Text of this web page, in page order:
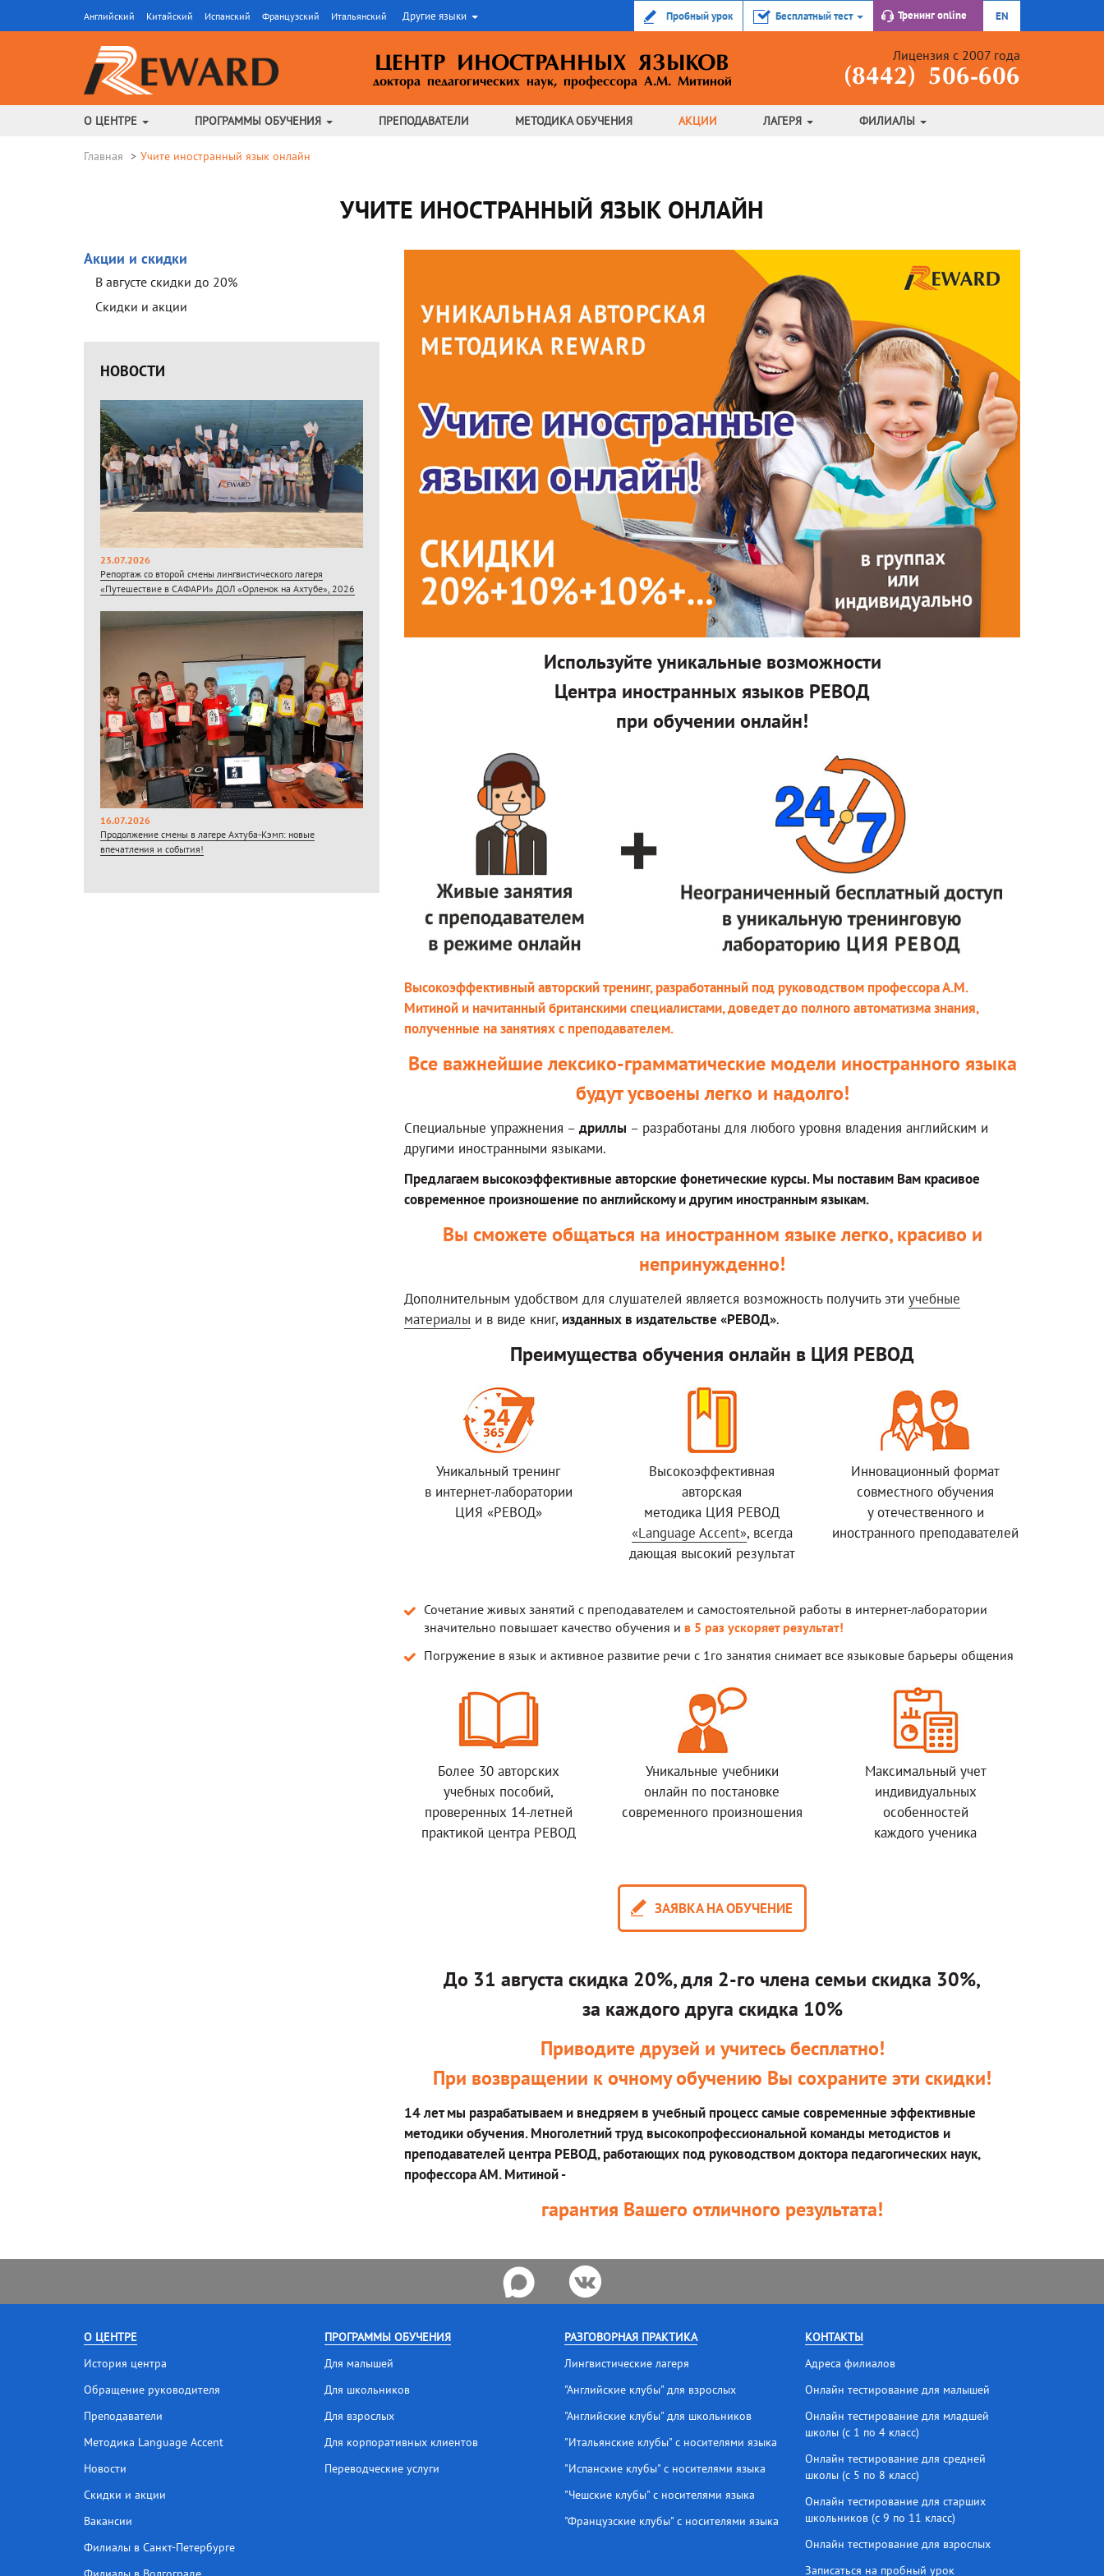
Английский Китайский Испанский Французский Итальянский Другие языки Пробный урок Бесплатный тест Тренингonline EN
ЦЕНТР ИНОСТРАННЫХ ЯЗЫКОВ
доктора педагогических наук,профессора А.М. Митиной
Лицензия с 2007 года
(8442) 506-606
О ЦЕНТРЕ ПРОГРАММЫ ОБУЧЕНИЯ ПРЕПОДАВАТЕЛИ МЕТОДИКАОБУЧЕНИЯ АКЦИИ ЛАГЕРЯ ФИЛИАЛЫ
Главная Учите иностранный язык онлайн
УЧИТЕ ИНОСТРАННЫЙ ЯЗЫК ОНЛАЙН
Акции и скидки
В августе скидки до 20%
Скидки и акции
НОВОСТИ
23.07.2026
Репортаж со второй смены лингвистического лагеря
«Путешествие в САФАРИ» ДОЛ «Орленок на Ахтубе», 2026
16.07.2026
Продолжение смены в лагере Ахтуба-Кэмп: новые
впечатления и события!
Используйте уникальные возможности
Центра иностранных языков РЕВОД
при обучении онлайн!
Высокоэффективный авторский тренинг, разработанный под руководством профессора А.М.
Митиной и начитанный британскими специалистами, доведет до полного автоматизма знания,
полученные на занятиях с преподавателем.
Все важнейшие лексико-грамматические модели иностранного языка
будут усвоены легко и надолго!
Специальные упражнения – дриллы – разработаны для любого уровня владения английским и
другими иностранными языками.
Предлагаем высокоэффективные авторские фонетические курсы. Мы поставим Вам красивое
современное произношение по английскому и другим иностранным языкам.
Вы сможете общаться на иностранном языке легко, красиво и
непринужденно!
Дополнительным удобством для слушателей является возможность получить эти учебные
материалы и в виде книг, изданных в издательстве «РЕВОД».
Преимущества обучения онлайн в ЦИЯ РЕВОД
Уникальный тренинг
в интернет-лаборатории
ЦИЯ «РЕВОД»
Высокоэффективная
авторская
методика ЦИЯ РЕВОД
«Language Accent», всегда
дающая высокий результат
Инновационный формат
совместного обучения
у отечественного и
иностранного преподавателей
Сочетание живых занятий с преподавателем и самостоятельной работы в интернет-лаборатории
значительно повышает качество обучения и в 5 раз ускоряет результат!
Погружение в язык и активное развитие речи с 1го занятия снимает все языковые барьеры общения
Более 30 авторских
учебных пособий,
проверенных 14-летней
практикой центра РЕВОД
Уникальные учебники
онлайн по постановке
современного произношения
Максимальный учет
индивидуальных
особенностей
каждого ученика
ЗАЯВКА НА ОБУЧЕНИЕ
До 31 августа скидка 20%, для 2-го члена семьи скидка 30%,
за каждого друга скидка 10%
Приводите друзей и учитесь бесплатно!
При возвращении к очному обучению Вы сохраните эти скидки!
14 лет мы разрабатываем и внедряем в учебный процесс самые современные эффективные
методики обучения. Многолетний труд высокопрофессиональной команды методистов и
преподавателей центра РЕВОД, работающих под руководством доктора педагогических наук,
профессора АМ. Митиной -
гарантия Вашего отличного результата!
О ЦЕНТРЕ
История центра
Обращение руководителя
Преподаватели
Методика Language Accent
Новости
Скидки и акции
Вакансии
Филиалы в Санкт-Петербурге
ПРОГРАММЫ ОБУЧЕНИЯ
Для малышей
Для школьников
Для взрослых
Для корпоративных клиентов
Переводческие услуги
РАЗГОВОРНАЯ ПРАКТИКА
Лингвистические лагеря
"Английские клубы" для взрослых
"Английские клубы" для школьников
"Итальянские клубы" с носителями языка
"Испанские клубы" с носителями языка
"Чешские клубы" с носителями языка
"Французские клубы" с носителями языка
КОНТАКТЫ
Адреса филиалов
Онлайн тестирование для малышей
Онлайн тестирование для младшей
школы (с 1 по 4 класс)
Онлайн тестирование для средней
школы (с 5 по 8 класс)
Онлайн тестирование для старших
школьников (с 9 по 11 класс)
Онлайн тестирование для взрослых
Записаться на пробный урок